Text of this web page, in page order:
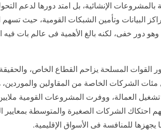
الإنشائية، بل امتد دورها لدعم
البيانات وتأمين الشبكات القومية، حيث
دور خفى، لكنه بالغ الأهمية فى عالم بات فيه
القوات المسلحة يزاحم القطاع الخاص،
مئات الشركات الخاصة من المقاولين والموردين،
العمالة، ووفرت المشروعات القومية
احتكاك الشركات الصغيرة والمتوسطة
يجهزها للمنافسة فى الأسواق الإقليمية.